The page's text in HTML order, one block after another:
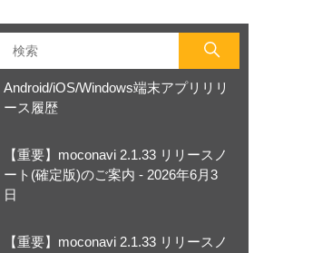
Android/iOS/Windows端末アプリリリ
ース履歴
【重要】moconavi 2.1.33 リリースノ
ート(確定版)のご案内 - 2026年6月3
日
【重要】moconavi 2.1.33 リリースノ